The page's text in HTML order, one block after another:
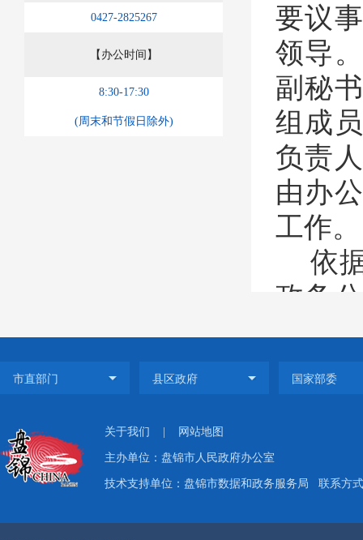
0427-2825267
【办公时间】
8:30-17:30
(周末和节假日除外)
要议
领导
副秘
组成
负责
由办
工作。
依
政务
规律
和办
二
关于我们 网站地图
主办单位：盘锦市人民政府办公室
技术支持单位：盘锦市数据和政务服务局 联系方